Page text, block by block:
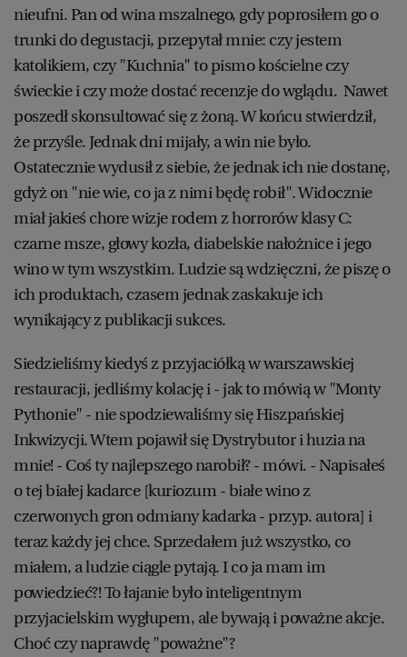
nieufni. Pan od wina mszalnego, gdy poprosiłem go o
trunki do degustacji, przepytał mnie: czy jestem
katolikiem, czy "Kuchnia" to pismo kościelne czy
świeckie i czy może dostać recenzje do wglądu. Nawet
poszedł skonsultować się z żoną. W końcu stwierdził,
że przyśle. Jednak dni mijały, a win nie było.
Ostatecznie wydusił z siebie, że jednak ich nie dostanę,
gdyż on "nie wie, co ja z nimi będę robił". Widocznie
miał jakieś chore wizje rodem z horrorów klasy C:
czarne msze, głowy kozła, diabelskie nałożnice i jego
wino w tym wszystkim. Ludzie są wdzięczni, że piszę o
ich produktach, czasem jednak zaskakuje ich
wynikający z publikacji sukces.
Siedzieliśmy kiedyś z przyjaciółką w warszawskiej
restauracji, jedliśmy kolację i - jak to mówią w "Monty
Pythonie" - nie spodziewaliśmy się Hiszpańskiej
Inkwizycji. Wtem pojawił się Dystrybutor i huzia na
mnie! - Coś ty najlepszego narobił? - mówi. - Napisałeś
o tej białej kadarce [kuriozum - białe wino z
czerwonych gron odmiany kadarka - przyp. autora] i
teraz każdy jej chce. Sprzedałem już wszystko, co
miałem, a ludzie ciągle pytają. I co ja mam im
powiedzieć?! To łajanie było inteligentnym
przyjacielskim wygłupem, ale bywają i poważne akcje.
Choć czy naprawdę "poważne"?